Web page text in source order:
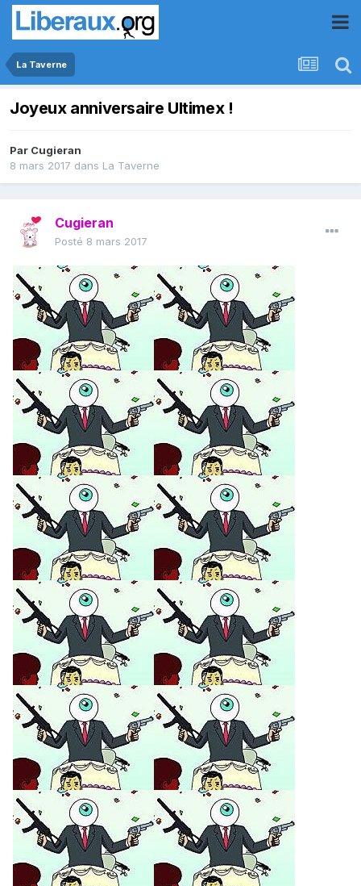
La Taverne
Joyeux anniversaire Ultimex !
Par Cugieran
8 mars 2017 dans La Taverne
Cugieran
Posté 8 mars 2017